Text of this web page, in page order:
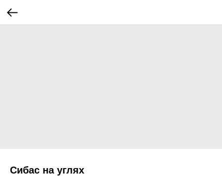
Сибас на углях